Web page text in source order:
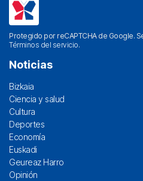
Protegido por reCAPTCHA de Google.
Términos del servicio.
Noticias
Bizkaia
Ciencia y salud
Cultura
Deportes
Economía
Euskadi
Geureaz Harro
Opinión